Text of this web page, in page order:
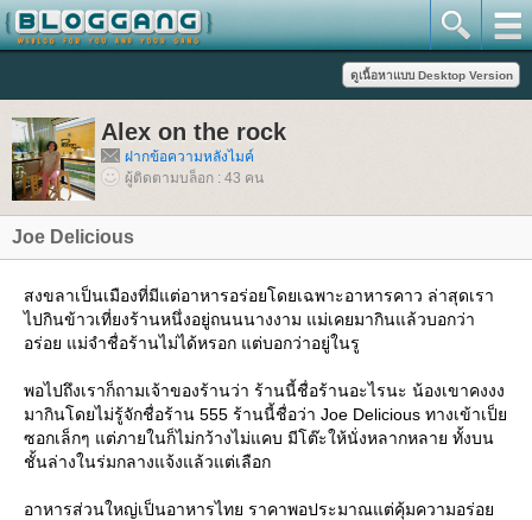
Alex on the rock
ฝากข้อความหลังไมค์
ผู้ติดตามบล็อก : 43 คน
Joe Delicious
สงขลาเป็นเมืองที่มีแต่อาหารอร่อยโดยเฉพาะอาหารคาว ล่าสุดเรา
ไปกินข้าวเที่ยงร้านหนึ่งอยู่ถนนนางงาม แม่เคยมากินแล้วบอกว่า
อร่อย แม่จำชื่อร้านไม่ได้หรอก แต่บอกว่าอยู่ในรู
พอไปถึงเราก็ถามเจ้าของร้านว่า ร้านนี้ชื่อร้านอะไรนะ น้องเขาคงงง
มากินโดยไม่รู้จักชื่อร้าน 555 ร้านนี้ชื่อว่า Joe Delicious ทางเข้าเป็
ซอกเล็กๆ แต่ภายในก็ไม่กว้างไม่แคบ มีโต๊ะให้นั่งหลากหลาย ทั้งบน
ชั้นล่างในร่มกลางแจ้งแล้วแต่เลือก
อาหารส่วนใหญ่เป็นอาหารไทย ราคาพอประมาณแต่คุ้มความอร่อ